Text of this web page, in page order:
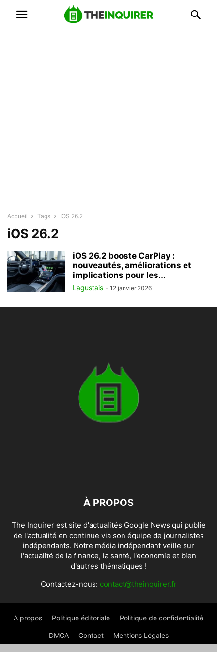
Accueil Tags IOS 26.2
iOS 26.2
iOS 26.2 booste CarPlay :
nouveautés, améliorations et
implications pour les...
Lagustais - 12 janvier 2026
À PROPOS
The Inquirer est site d'actualités Google News qui publie
de l'actualité en continue via son équipe de journalistes
indépendants. Notre média indépendant veille sur
l'actualité de la finance, la santé, l'économie et bien
d'autres thématiques !
Contactez-nous: contact@theinquirer.fr
A propos Politique éditoriale Politique de confidentialité
DMCA Contact Mentions Légales